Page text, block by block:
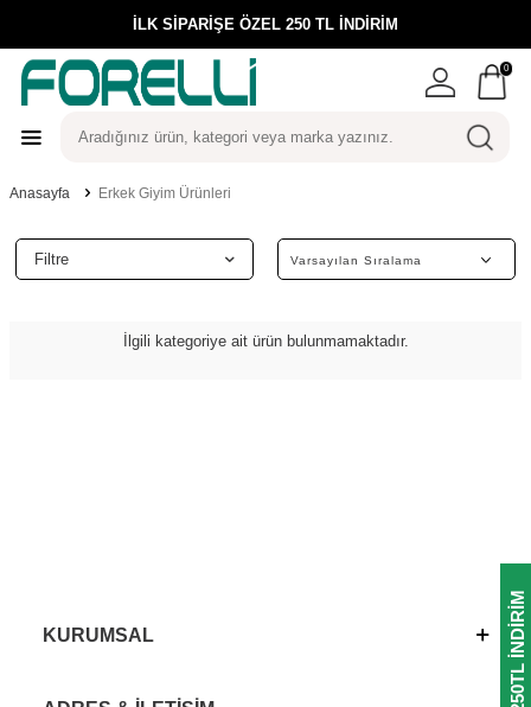
İLK SİPARİŞE ÖZEL 250 TL İNDİRİM
0
250TL INDIRIM
Anasayfa Erkek Giyim Ürünleri
Filtre
İlgili kategoriye ait ürün bulunmamaktadır.
KURUMSAL